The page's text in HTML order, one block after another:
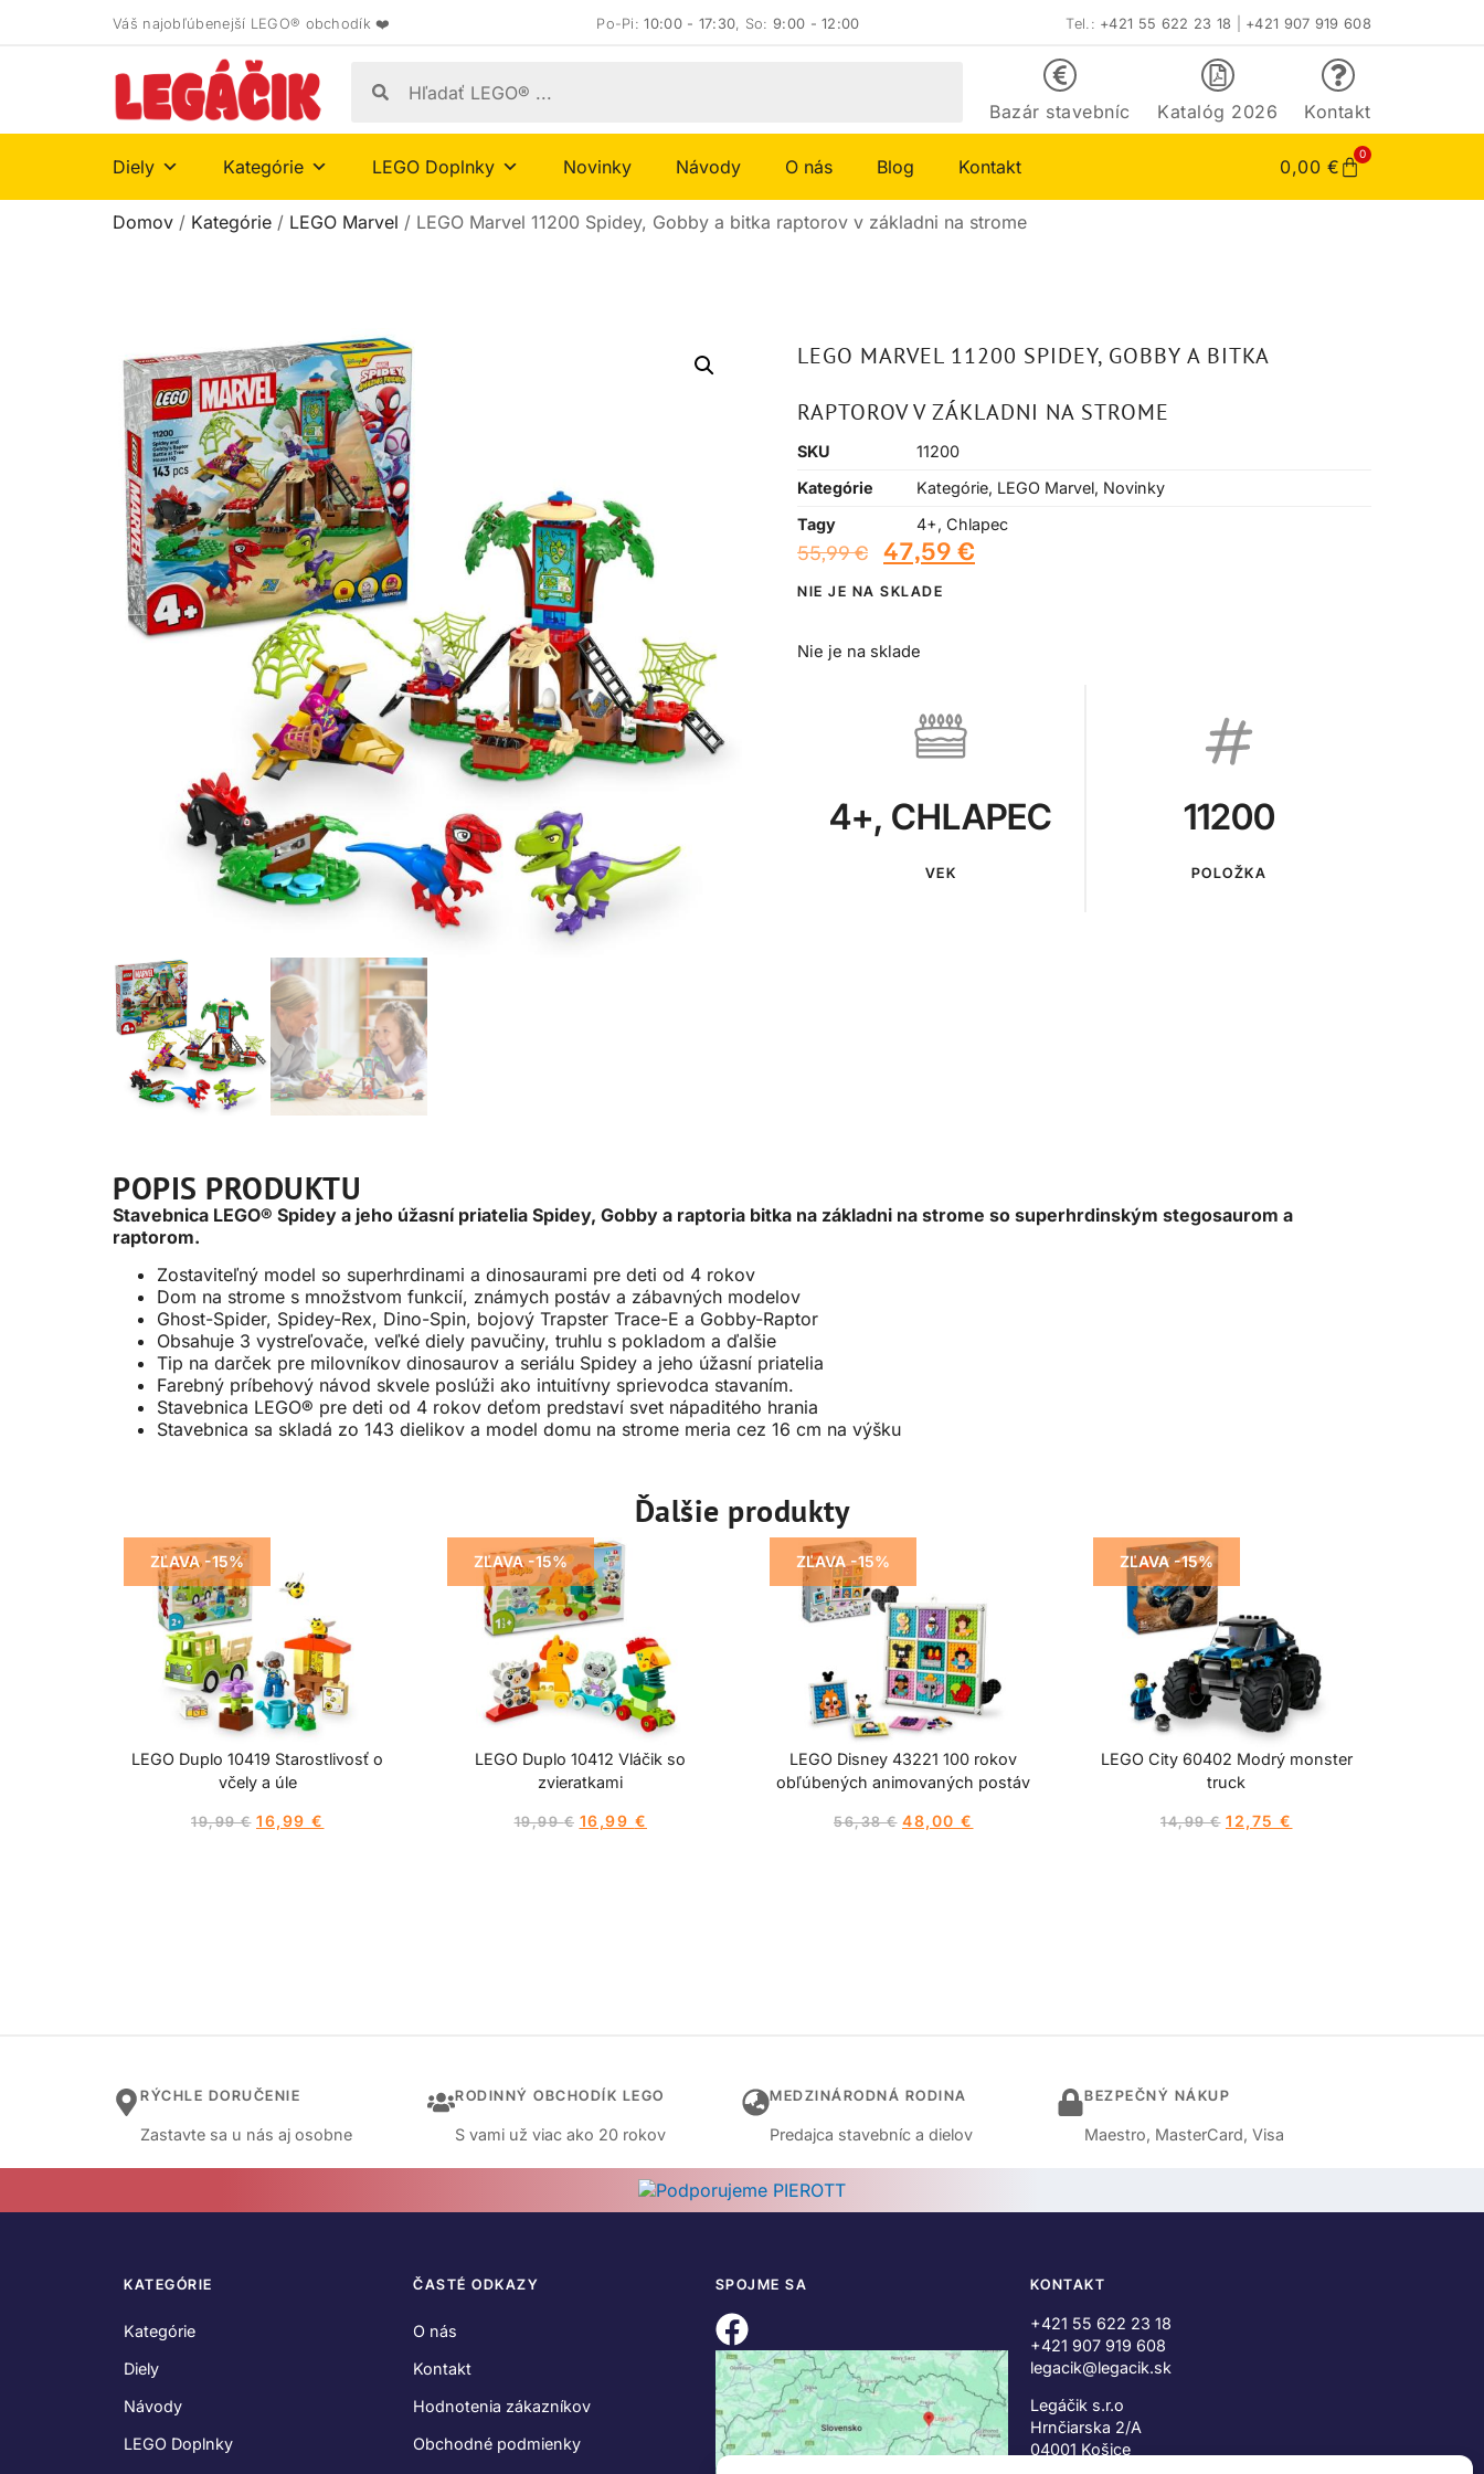
Váš najobľúbenejší LEGO® obchodík ❤️ Po-Pi:10:00 - 17:30, So:9:00 - 12:00 Tel.: +421 55 622 23 18 +421 907 919 608
Bazár stavebníc Katalóg 2026 Kontakt
Diely Kategórie LEGO Doplnky Novinky Návody O nás Blog Kontakt 0,00 €
0
Domov / Kategórie / LEGO Marvel / LEGO Marvel 11200 Spidey, Gobby a bitka raptorov v základni na strome
LEGO MARVEL 11200 SPIDEY, GOBBY A BITKA
RAPTOROV V ZÁKLADNI NA STROME
SKU
11200
Kategórie
Kategórie, LEGO Marvel, Novinky
Tagy
4+, Chlapec
55,99€ 47,59 €
NIE JE NA SKLADE
Nie je na sklade
4+, CHLAPEC
VEK
11200
POLOŽKA
POPIS PRODUKTU
Stavebnica LEGO® Spidey a jeho úžasní priatelia Spidey, Gobby a raptoria bitka na základni na strome so superhrdinským stegosaurom a
raptorom.
Zostaviteľný model so superhrdinami a dinosaurami pre deti od 4 rokov
Dom na strome s množstvom funkcií, známych postáv a zábavných modelov
Ghost-Spider, Spidey-Rex, Dino-Spin, bojový Trapster Trace-E a Gobby-Raptor
Obsahuje 3 vystreľovače, veľké diely pavučiny, truhlu s pokladom a ďalšie
Tip na darček pre milovníkov dinosaurov a seriálu Spidey a jeho úžasní priatelia
Farebný príbehový návod skvele poslúži ako intuitívny sprievodca stavaním.
Stavebnica LEGO® pre deti od 4 rokov deťom predstaví svet nápaditého hrania
Stavebnica sa skladá zo 143 dielikov a model domu na strome meria cez 16 cm na výšku
Ďalšie produkty
ZĽAVA -15%
LEGO Duplo 10419 Starostlivosť o
včely a úle
19,99€ 16,99 €
ZĽAVA -15%
LEGO Duplo 10412 Vláčik so
zvieratkami
19,99€ 16,99 €
ZĽAVA -15%
LEGO Disney 43221 100 rokov
obľúbených animovaných postáv
56,38€ 48,00 €
ZĽAVA -15%
LEGO City 60402 Modrý monster
truck
14,99€ 12,75 €
RÝCHLE DORUČENIE
Zastavte sa u nás aj osobne
RODINNÝ OBCHODÍK LEGO
S vami už viac ako 20 rokov
MEDZINÁRODNÁ RODINA
Predajca stavebníc a dielov
BEZPEČNÝ NÁKUP
Maestro, MasterCard, Visa
KATEGÓRIE
Kategórie
Diely
Návody
LEGO Doplnky
ČASTÉ ODKAZY
O nás
Kontakt
Hodnotenia zákazníkov
Obchodné podmienky
SPOJME SA KONTAKT
+421 55 622 23 18
+421 907 919 608
legacik@legacik.sk
Legáčik s.r.o
Hrnčiarska 2/A
04001 Košice